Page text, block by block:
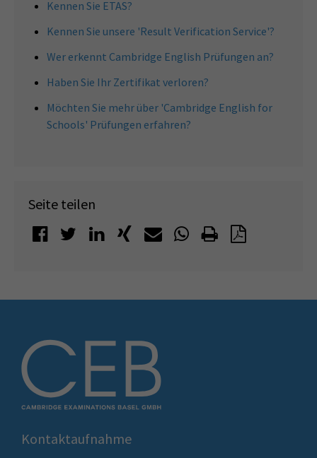
Kennen Sie ETAS?
Kennen Sie unsere 'Result Verification Service'?
Wer erkennt Cambridge English Prüfungen an?
Haben Sie Ihr Zertifikat verloren?
Möchten Sie mehr über 'Cambridge English for
Schools' Prüfungen erfahren?
Seite teilen
Kontaktaufnahme